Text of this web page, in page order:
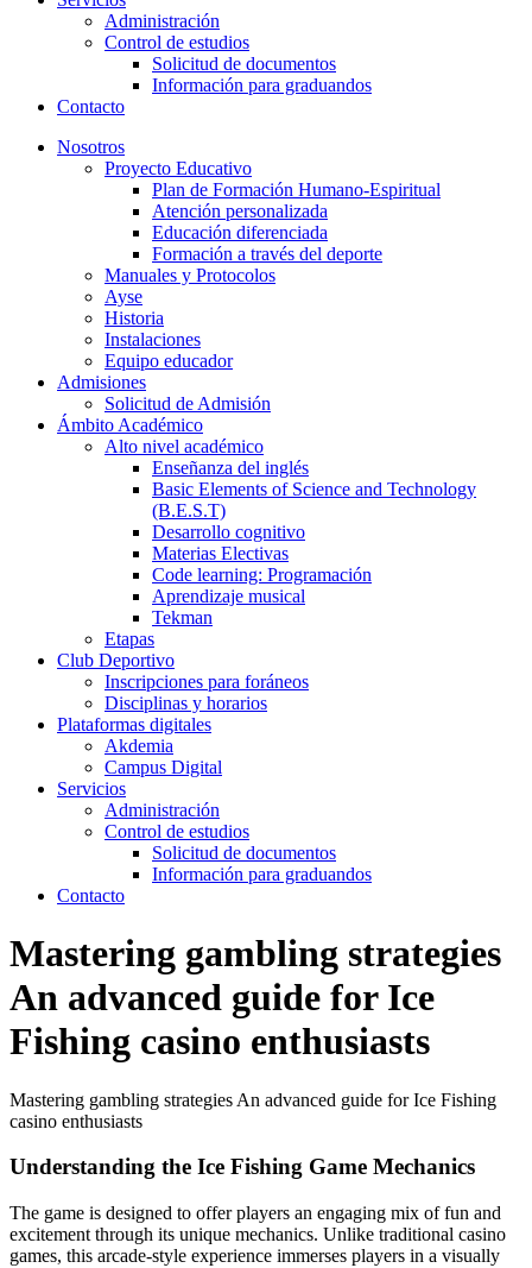
Administración
Control de estudios
Solicitud de documentos
Información para graduandos
Contacto
Nosotros
Proyecto Educativo
Plan de Formación Humano-Espiritual
Atención personalizada
Educación diferenciada
Formación a través del deporte
Manuales y Protocolos
Ayse
Historia
Instalaciones
Equipo educador
Admisiones
Solicitud de Admisión
Ámbito Académico
Alto nivel académico
Enseñanza del inglés
Basic Elements of Science and Technology
(B.E.S.T)
Desarrollo cognitivo
Materias Electivas
Code learning: Programación
Aprendizaje musical
Tekman
Etapas
Club Deportivo
Inscripciones para foráneos
Disciplinas y horarios
Plataformas digitales
Akdemia
Campus Digital
Servicios
Administración
Control de estudios
Solicitud de documentos
Información para graduandos
Contacto
Mastering gambling strategies
An advanced guide for Ice
Fishing casino enthusiasts
Mastering gambling strategies An advanced guide for Ice Fishing
casino enthusiasts
Understanding the Ice Fishing Game Mechanics
The game is designed to offer players an engaging mix of fun and
excitement through its unique mechanics. Unlike traditional casino
games, this arcade-style experience immerses players in a visually